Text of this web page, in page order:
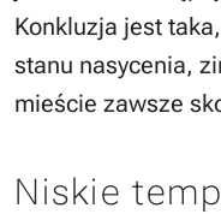
Konkluzja jest
stanu nasycenia,
mieście zawsze
Niskie